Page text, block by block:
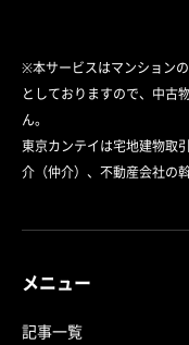
※本サービスはマンション
としておりますので、中古
ん。
東京カンテイは宅地建物取
介（仲介）、不動産会社の
メニュー
記事一覧